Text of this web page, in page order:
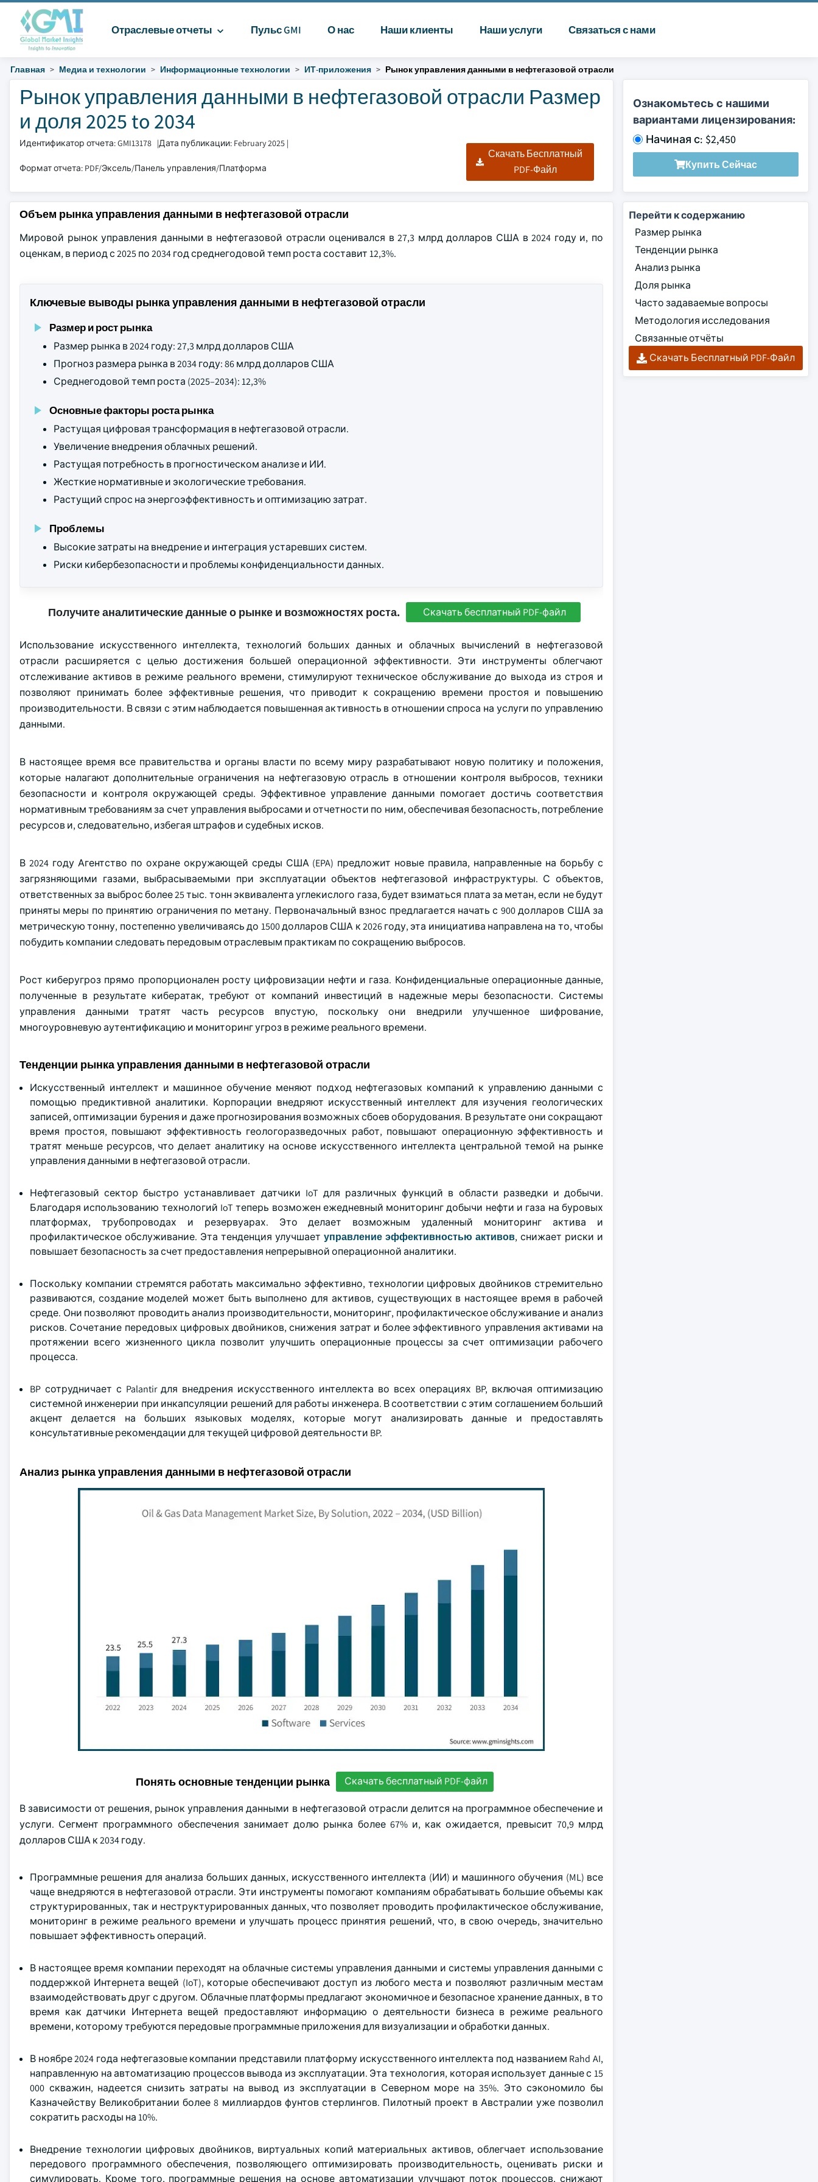
Отраслевые отчеты Пульс GMI О нас Наши клиенты Наши услуги Связаться с нами
Главная Медиа и технологии Информационные технологии ИТ-приложения Рынок управления данными в нефтегазовой отрасли
Рынок управления данными в нефтегазовой отрасли Размер
и доля 2025 to 2034
Идентификатор отчета: GMI13178 |Дата публикации: February 2025 |
Формат отчета: PDF/Эксель/Панель управления/Платформа
Скачать Бесплатный
PDF-Файл
Ознакомьтесь с нашими
вариантами лицензирования:
Начиная с: $2,450
Купить Сейчас
Объем рынка управления данными в нефтегазовой отрасли
Мировой рынок управления данными в нефтегазовой отрасли оценивался в 27,3 млрд долларов США в 2024 году и, по
оценкам, в период с 2025 по 2034 год среднегодовой темп роста составит 12,3%.
Ключевые выводы рынка управления данными в нефтегазовой отрасли
Размер и рост рынка
Размер рынка в 2024 году: 27,3 млрд долларов США
Прогноз размера рынка в 2034 году: 86 млрд долларов США
Среднегодовой темп роста (2025–2034): 12,3%
Основные факторы роста рынка
Растущая цифровая трансформация в нефтегазовой отрасли.
Увеличение внедрения облачных решений.
Растущая потребность в прогностическом анализе и ИИ.
Жесткие нормативные и экологические требования.
Растущий спрос на энергоэффективность и оптимизацию затрат.
Проблемы
Высокие затраты на внедрение и интеграция устаревших систем.
Риски кибербезопасности и проблемы конфиденциальности данных.
Получите аналитические данные о рынке и возможностях роста. Скачать бесплатный PDF-файл
Использование искусственного интеллекта, технологий больших данных и облачных вычислений в нефтегазовой
отрасли расширяется с целью достижения большей операционной эффективности. Эти инструменты облегчают
отслеживание активов в режиме реального времени, стимулируют техническое обслуживание до выхода из строя и
позволяют принимать более эффективные решения, что приводит к сокращению времени простоя и повышению
производительности. В связи с этим наблюдается повышенная активность в отношении спроса на услуги по управлению
данными.
В настоящее время все правительства и органы власти по всему миру разрабатывают новую политику и положения,
которые налагают дополнительные ограничения на нефтегазовую отрасль в отношении контроля выбросов, техники
безопасности и контроля окружающей среды. Эффективное управление данными помогает достичь соответствия
нормативным требованиям за счет управления выбросами и отчетности по ним, обеспечивая безопасность, потребление
ресурсов и, следовательно, избегая штрафов и судебных исков.
В 2024 году Агентство по охране окружающей среды США (EPA) предложит новые правила, направленные на борьбу с
загрязняющими газами, выбрасываемыми при эксплуатации объектов нефтегазовой инфраструктуры. С объектов,
ответственных за выброс более 25 тыс. тонн эквивалента углекислого газа, будет взиматься плата за метан, если не будут
приняты меры по принятию ограничения по метану. Первоначальный взнос предлагается начать с 900 долларов США за
метрическую тонну, постепенно увеличиваясь до 1500 долларов США к 2026 году, эта инициатива направлена на то, чтобы
побудить компании следовать передовым отраслевым практикам по сокращению выбросов.
Рост киберугроз прямо пропорционален росту цифровизации нефти и газа. Конфиденциальные операционные данные,
полученные в результате кибератак, требуют от компаний инвестиций в надежные меры безопасности. Системы
управления данными тратят часть ресурсов впустую, поскольку они внедрили улучшенное шифрование,
многоуровневую аутентификацию и мониторинг угроз в режиме реального времени.
Тенденции рынка управления данными в нефтегазовой отрасли
Искусственный интеллект и машинное обучение меняют подход нефтегазовых компаний к управлению данными с
помощью предиктивной аналитики. Корпорации внедряют искусственный интеллект для изучения геологических
записей, оптимизации бурения и даже прогнозирования возможных сбоев оборудования. В результате они сокращают
время простоя, повышают эффективность геологоразведочных работ, повышают операционную эффективность и
тратят меньше ресурсов, что делает аналитику на основе искусственного интеллекта центральной темой на рынке
управления данными в нефтегазовой отрасли.
Нефтегазовый сектор быстро устанавливает датчики IoT для различных функций в области разведки и добычи.
Благодаря использованию технологий IoT теперь возможен ежедневный мониторинг добычи нефти и газа на буровых
платформах, трубопроводах и резервуарах. Это делает возможным удаленный мониторинг актива и
профилактическое обслуживание. Эта тенденция улучшает управление эффективностью активов, снижает риски и
повышает безопасность за счет предоставления непрерывной операционной аналитики.
Поскольку компании стремятся работать максимально эффективно, технологии цифровых двойников стремительно
развиваются, создание моделей может быть выполнено для активов, существующих в настоящее время в рабочей
среде. Они позволяют проводить анализ производительности, мониторинг, профилактическое обслуживание и анализ
рисков. Сочетание передовых цифровых двойников, снижения затрат и более эффективного управления активами на
протяжении всего жизненного цикла позволит улучшить операционные процессы за счет оптимизации рабочего
процесса.
BP сотрудничает с Palantir для внедрения искусственного интеллекта во всех операциях BP, включая оптимизацию
системной инженерии при инкапсуляции решений для работы инженера. В соответствии с этим соглашением больший
акцент делается на больших языковых моделях, которые могут анализировать данные и предоставлять
консультативные рекомендации для текущей цифровой деятельности BP.
Анализ рынка управления данными в нефтегазовой отрасли
Понять основные тенденции рынка Скачать бесплатный PDF-файл
В зависимости от решения, рынок управления данными в нефтегазовой отрасли делится на программное обеспечение и
услуги. Сегмент программного обеспечения занимает долю рынка более 67% и, как ожидается, превысит 70,9 млрд
долларов США к 2034 году.
Программные решения для анализа больших данных, искусственного интеллекта (ИИ) и машинного обучения (ML) все
чаще внедряются в нефтегазовой отрасли. Эти инструменты помогают компаниям обрабатывать большие объемы как
структурированных, так и неструктурированных данных, что позволяет проводить профилактическое обслуживание,
мониторинг в режиме реального времени и улучшать процесс принятия решений, что, в свою очередь, значительно
повышает эффективность операций.
В настоящее время компании переходят на облачные системы управления данными и системы управления данными с
поддержкой Интернета вещей (IoT), которые обеспечивают доступ из любого места и позволяют различным местам
взаимодействовать друг с другом. Облачные платформы предлагают экономичное и безопасное хранение данных, в то
время как датчики Интернета вещей предоставляют информацию о деятельности бизнеса в режиме реального
времени, которому требуются передовые программные приложения для визуализации и обработки данных.
В ноябре 2024 года нефтегазовые компании представили платформу искусственного интеллекта под названием Rahd AI,
направленную на автоматизацию процессов вывода из эксплуатации. Эта технология, которая использует данные с 15
000 скважин, надеется снизить затраты на вывод из эксплуатации в Северном море на 35%. Это сэкономило бы
Казначейству Великобритании более 8 миллиардов фунтов стерлингов. Пилотный проект в Австралии уже позволил
сократить расходы на 10%.
Внедрение технологии цифровых двойников, виртуальных копий материальных активов, облегчает использование
передового программного обеспечения, позволяющего оптимизировать производительность, оценивать риски и
симулировать. Кроме того, программные решения на основе автоматизации улучшают поток процессов, снижают
Перейти к содержанию
Размер рынка
Тенденции рынка
Анализ рынка
Доля рынка
Часто задаваемые вопросы
Методология исследования
Связанные отчёты
Скачать Бесплатный PDF-Файл